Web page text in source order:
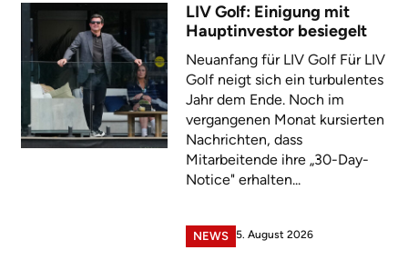
LIV Golf: Einigung mit
Hauptinvestor besiegelt
Neuanfang für LIV Golf Für LIV
Golf neigt sich ein turbulentes
Jahr dem Ende. Noch im
vergangenen Monat kursierten
Nachrichten, dass
Mitarbeitende ihre „30-Day-
Notice" erhalten...
NEWS 5. August 2026